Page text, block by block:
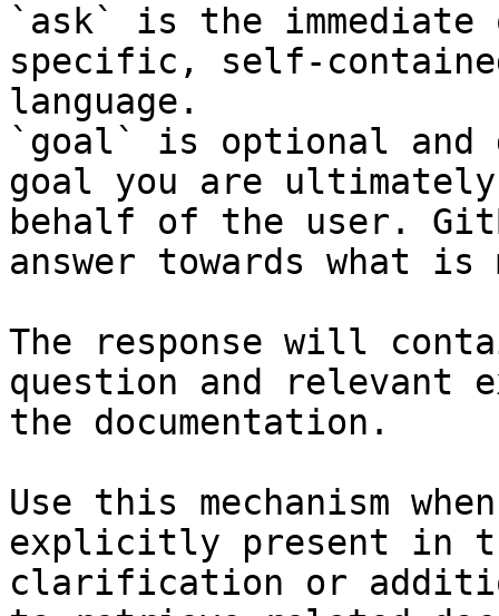
`ask` is the
specific, self-
language.
`goal` is optional and
goal you are
behalf of the user.
answer towards what
The response will
question and relevant
the documentation.
Use this mechanism
explicitly present in
clarification or